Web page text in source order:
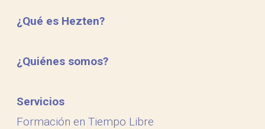
¿Qué es Hezten?
¿Quiénes somos?
Servicios
Formación en Tiempo Libre